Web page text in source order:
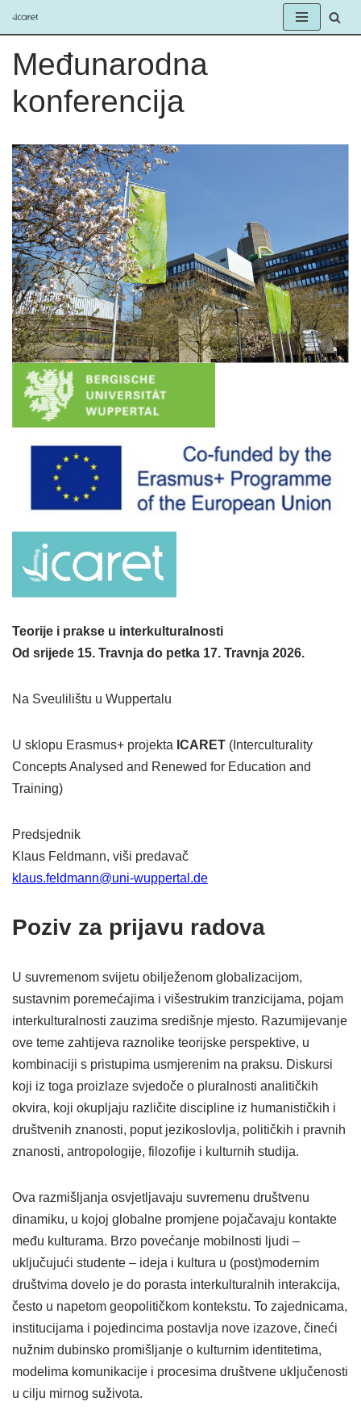
to
content
Međunarodna
konferencija
Teorije i prakse u interkulturalnosti
Od srijede 15. Travnja do petka 17. Travnja 2026.
Na Sveulilištu u Wuppertalu
U sklopu Erasmus+ projekta ICARET (Interculturality
Concepts Analysed and Renewed for Education and
Training)
Predsjednik
Klaus Feldmann, viši predavač
klaus.feldmann@uni-wuppertal.de
Poziv za prijavu radova
U suvremenom svijetu obilježenom globalizacijom,
sustavnim poremećajima i višestrukim tranzicijama, pojam
interkulturalnosti zauzima središnje mjesto. Razumijevanje
ove teme zahtijeva raznolike teorijske perspektive, u
kombinaciji s pristupima usmjerenim na praksu. Diskursi
koji iz toga proizlaze svjedoče o pluralnosti analitičkih
okvira, koji okupljaju različite discipline iz humanističkih i
društvenih znanosti, poput jezikoslovlja, političkih i pravnih
znanosti, antropologije, filozofije i kulturnih studija.
Ova razmišljanja osvjetljavaju suvremenu društvenu
dinamiku, u kojoj globalne promjene pojačavaju kontakte
među kulturama. Brzo povećanje mobilnosti ljudi –
uključujući studente – ideja i kultura u (post)modernim
društvima dovelo je do porasta interkulturalnih interakcija,
često u napetom geopolitičkom kontekstu. To zajednicama,
institucijama i pojedincima postavlja nove izazove, čineći
nužnim dubinsko promišljanje o kulturnim identitetima,
modelima komunikacije i procesima društvene uključenosti
u cilju mirnog suživota.